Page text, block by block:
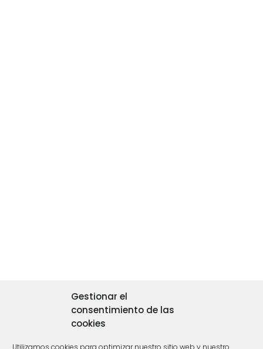
Gestionar el
consentimiento de las
cookies
Utilizamos cookies para optimizar nuestro sitio web y nuestro